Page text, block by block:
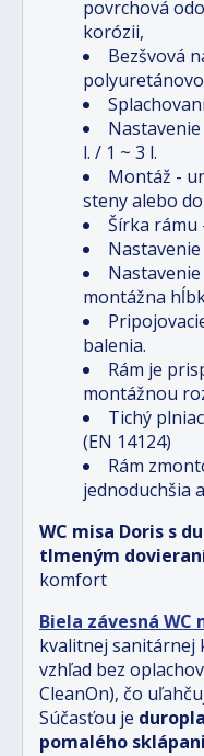
povrchová
korózii,
Bezšvová
l. / 1 ~ 3 l.
Montáž -
steny alebo
Šírka rámu
Nastavenie
montážna
balenia.
Rám je
montážnou
Tichý
(EN 14124)
Rám
jednoduchšia
WC misa Doris s
tlmeným
komfort
Biela závesná WC
kvalitnej sanitárnej
vzhľad bez
CleanOn), čo
Súčasťou je
pomalého